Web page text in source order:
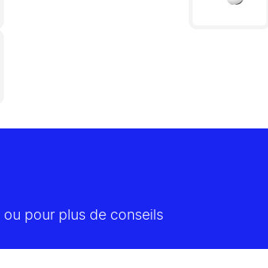
pour plus de conseils